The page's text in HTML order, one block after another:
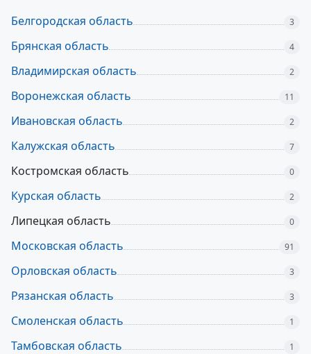
Белгородская область 3
Брянская область 4
Владимирская область 2
Воронежская область 11
Ивановская область 2
Калужская область 7
Костромская область 0
Курская область 2
Липецкая область 0
Московская область 91
Орловская область 3
Рязанская область 3
Смоленская область 1
Тамбовская область 1